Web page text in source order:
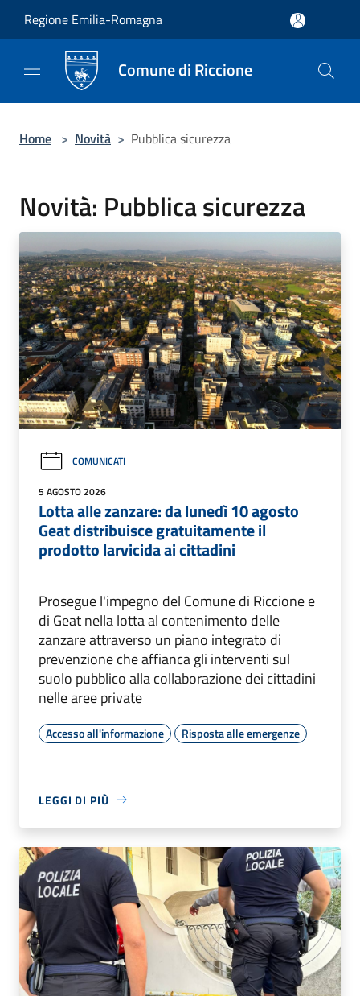
Regione Emilia-Romagna
Comune di Riccione
Home > Novità > Pubblica sicurezza
Novità: Pubblica sicurezza
COMUNICATI
5 AGOSTO 2026
Lotta alle zanzare: da lunedì 10 agosto
Geat distribuisce gratuitamente il
prodotto larvicida ai cittadini
Prosegue l'impegno del Comune di Riccione e
di Geat nella lotta al contenimento delle
zanzare attraverso un piano integrato di
prevenzione che affianca gli interventi sul
suolo pubblico alla collaborazione dei cittadini
nelle aree private
Accesso all'informazione Risposta alle emergenze
LEGGI DI PIÙ